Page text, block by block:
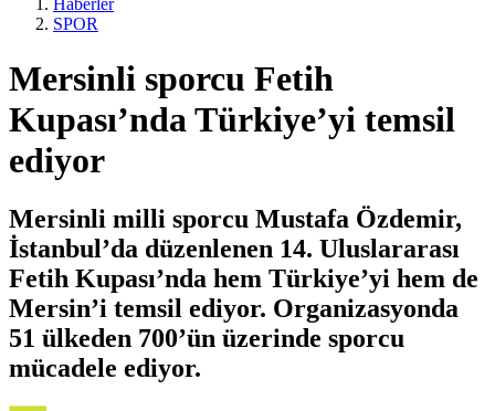
Haberler
SPOR
Mersinli sporcu Fetih
Kupası’nda Türkiye’yi temsil
ediyor
Mersinli milli sporcu Mustafa Özdemir,
İstanbul’da düzenlenen 14. Uluslararası
Fetih Kupası’nda hem Türkiye’yi hem de
Mersin’i temsil ediyor. Organizasyonda
51 ülkeden 700’ün üzerinde sporcu
mücadele ediyor.